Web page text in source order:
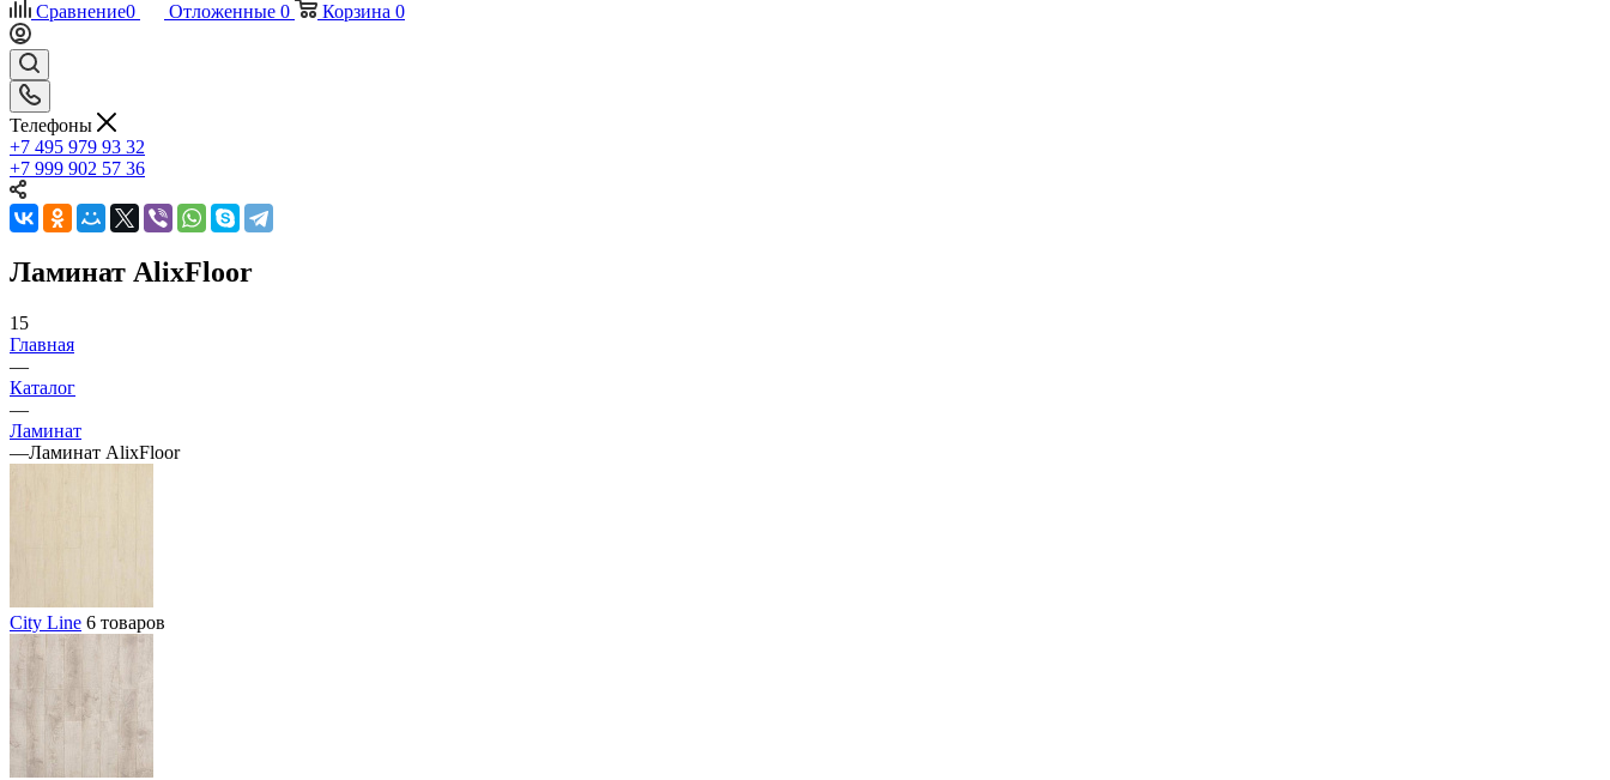
Сравнение0 Отложенные 0 Корзина 0
Телефоны
+7 495 979 93 32
+7 999 902 57 36
Ламинат AlixFloor
15
Главная
—
Каталог
—
Ламинат
—Ламинат AlixFloor
City Line 6 товаров